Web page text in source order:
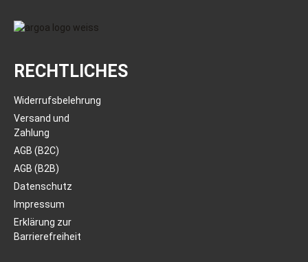
RECHTLICHES
Widerrufsbelehrung
Versand und
Zahlung
AGB (B2C)
AGB (B2B)
Datenschutz
Impressum
Erklärung zur
Barrierefreiheit